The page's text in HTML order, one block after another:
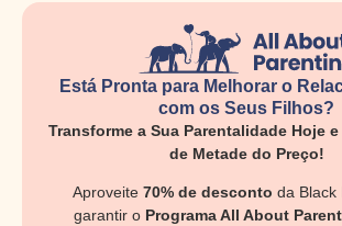
Está Pronta para Melhorar o
com os Seus Filhos?
Transforme a Sua Parentalidade Hoje
de Metade do Preço!
Aproveite 70% de desconto da Black
garantir o Programa All About